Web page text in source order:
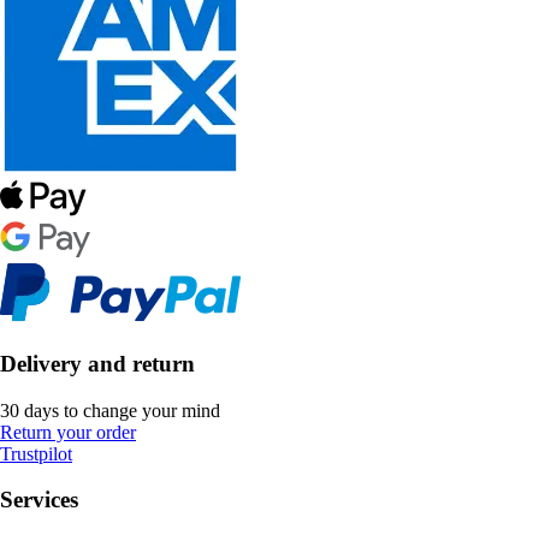
Delivery and return
30 days to change your mind
Return your order
Trustpilot
Services